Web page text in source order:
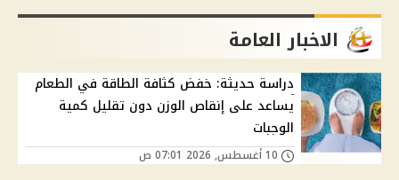
الاخبار العامة
دراسة حديثة: خفض كثافة الطاقة في الطعام
يساعد على إنقاص الوزن دون تقليل كمية
الوجبات